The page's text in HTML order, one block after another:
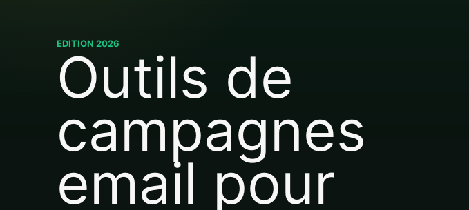
EDITION 2026
Outils de
campagnes
email pour